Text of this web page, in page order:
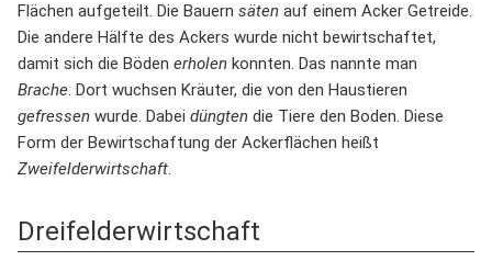
Flächen aufgeteilt. Die Bauern säten auf einem Acker Getreide.
Die andere Hälfte des Ackers wurde nicht bewirtschaftet,
damit sich die Böden erholen konnten. Das nannte man
Brache. Dort wuchsen Kräuter, die von den Haustieren
gefressen wurde. Dabei düngten die Tiere den Boden. Diese
Form der Bewirtschaftung der Ackerflächen heißt
Zweifelderwirtschaft.
Dreifelderwirtschaft